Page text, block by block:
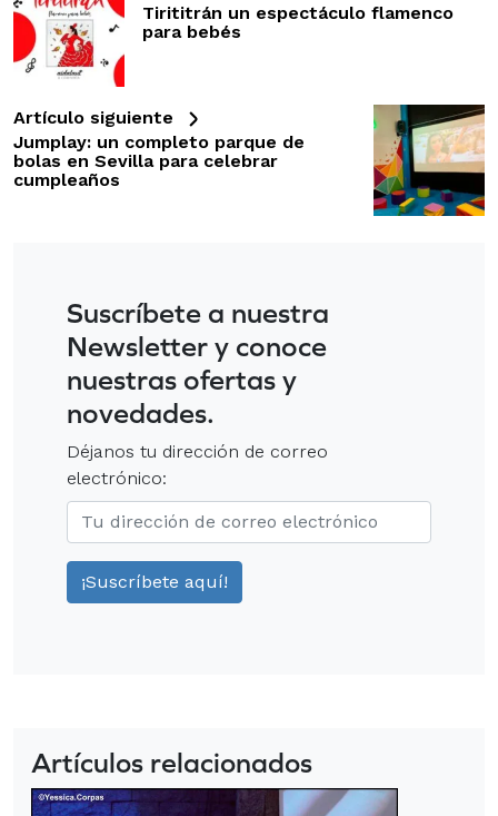
Tirititrán un espectáculo flamenco
para bebés
Artículo siguiente
Jumplay: un completo parque de
bolas en Sevilla para celebrar
cumpleaños
Suscríbete a nuestra
Newsletter y conoce
nuestras ofertas y
novedades.
Déjanos tu dirección de correo
electrónico:
Artículos relacionados